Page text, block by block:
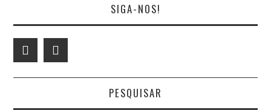
SIGA-NOS!
PESQUISAR